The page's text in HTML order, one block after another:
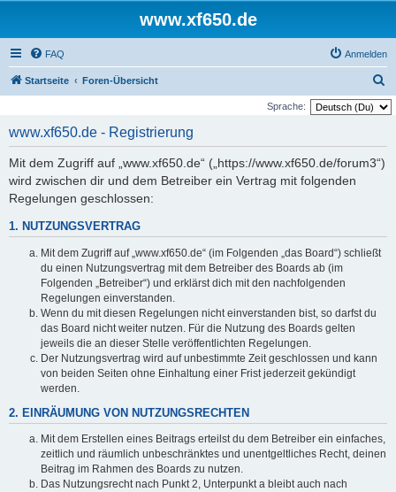
www.xf650.de
FAQ Anmelden
Startseite Foren-Übersicht
u
Sprache:
www.xf650.de - Registrierung
Mit dem Zugriff auf „www.xf650.de“ („https://www.xf650.de/forum3“)
wird zwischen dir und dem Betreiber ein Vertrag mit folgenden
Regelungen geschlossen:
1. NUTZUNGSVERTRAG
Mit dem Zugriff auf „www.xf650.de“ (im Folgenden „das Board“) schließt
du einen Nutzungsvertrag mit dem Betreiber des Boards ab (im
Folgenden „Betreiber“) und erklärst dich mit den nachfolgenden
Regelungen einverstanden.
Wenn du mit diesen Regelungen nicht einverstanden bist, so darfst du
das Board nicht weiter nutzen. Für die Nutzung des Boards gelten
jeweils die an dieser Stelle veröffentlichten Regelungen.
Der Nutzungsvertrag wird auf unbestimmte Zeit geschlossen und kann
von beiden Seiten ohne Einhaltung einer Frist jederzeit gekündigt
werden.
2. EINRÄUMUNG VON NUTZUNGSRECHTEN
Mit dem Erstellen eines Beitrags erteilst du dem Betreiber ein einfaches,
zeitlich und räumlich unbeschränktes und unentgeltliches Recht, deinen
Beitrag im Rahmen des Boards zu nutzen.
Das Nutzungsrecht nach Punkt 2, Unterpunkt a bleibt auch nach